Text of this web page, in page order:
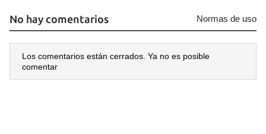
No hay comentarios Normas de uso
Los comentarios están cerrados. Ya no es posible
comentar